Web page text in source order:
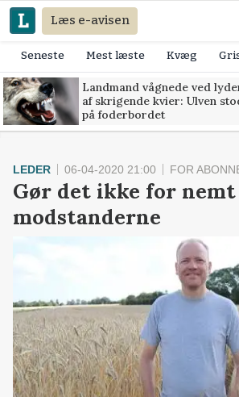
Læs e-avisen
Seneste Mest læste Kvæg
Landmand vågnede ved
af skrigende kvier: Ulven
på foderbordet
LEDER 06-04-2020 21:00 FOR
Gør det ikke for
modstanderne